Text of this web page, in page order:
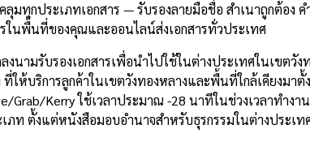
มทุกประเภทเอกสาร — รับรองลายมือชื่อ สำเนาถูกต้อง
ในพื้นที่ของคุณและออนไลน์ส่งเอกสารทั่วประเทศ
ามรับรองเอกสารเพื่อนำไปใช้ในต่างประเทศในเขตวั
บริการลูกค้าในเขตวังทองหลางและพื้นที่ใกล้เคียงมาตั้
Kerry ใช้เวลาประมาณ -28 นาทีในช่วงเวลาทำงาน
ภท ตั้งแต่หนังสือมอบอำนาจสำหรับธุรกรรมในต่างประเ